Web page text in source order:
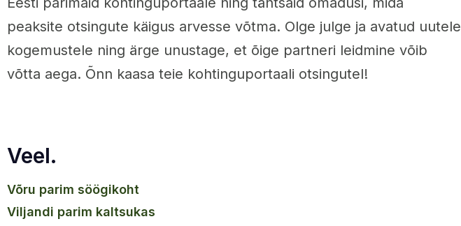
peaksite otsingute käigus arvesse võtma. Olge julge ja avatud uutele
kogemustele ning ärge unustage, et õige partneri leidmine võib
võtta aega. Õnn kaasa teie kohtinguportaali otsingutel!
Veel.
võru parim söögikoht
viljandi parim kaltsukas